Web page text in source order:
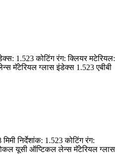
1.523 कोटिंग रंग: क्लियर मटेरियल:
मॅटेरियल ग्लास इंडेक्स 1.523 एबीबी
निर्देशांक: 1.523 कोटिंग रंग:
यूसी ऑप्टिकल लेन्स मॅटेरियल ग्लास